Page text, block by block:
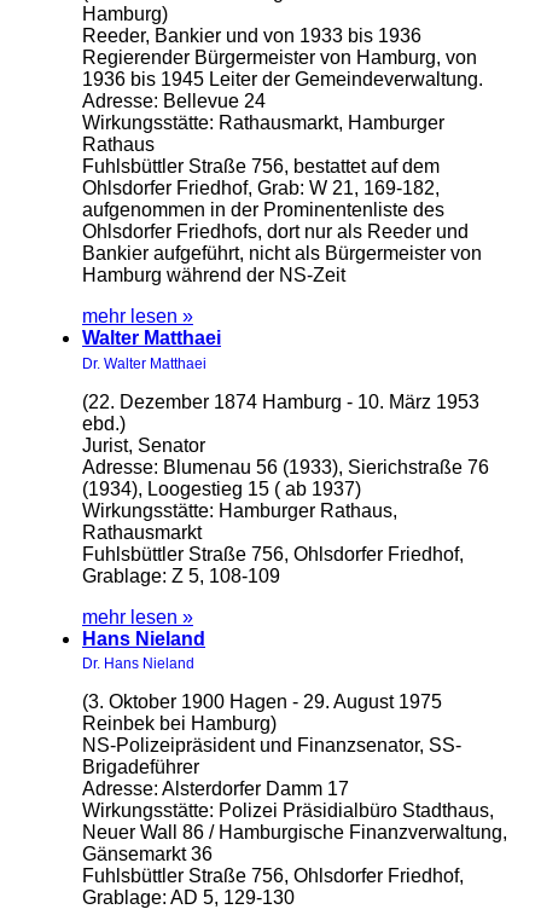
Hamburg)
Reeder, Bankier und von 1933 bis 1936
Regierender Bürgermeister von Hamburg, von
1936 bis 1945 Leiter der Gemeindeverwaltung.
Adresse: Bellevue 24
Wirkungsstätte: Rathausmarkt, Hamburger
Rathaus
Fuhlsbüttler Straße 756, bestattet auf dem
Ohlsdorfer Friedhof, Grab: W 21, 169-182,
aufgenommen in der Prominentenliste des
Ohlsdorfer Friedhofs, dort nur als Reeder und
Bankier aufgeführt, nicht als Bürgermeister von
Hamburg während der NS-Zeit
mehr lesen »
Walter Matthaei
Dr. Walter Matthaei
(22. Dezember 1874 Hamburg - 10. März 1953
ebd.)
Jurist, Senator
Adresse: Blumenau 56 (1933), Sierichstraße 76
(1934), Loogestieg 15 ( ab 1937)
Wirkungsstätte: Hamburger Rathaus,
Rathausmarkt
Fuhlsbüttler Straße 756, Ohlsdorfer Friedhof,
Grablage: Z 5, 108-109
mehr lesen »
Hans Nieland
Dr. Hans Nieland
(3. Oktober 1900 Hagen - 29. August 1975
Reinbek bei Hamburg)
NS-Polizeipräsident und Finanzsenator, SS-
Brigadeführer
Adresse: Alsterdorfer Damm 17
Wirkungsstätte: Polizei Präsidialbüro Stadthaus,
Neuer Wall 86 / Hamburgische Finanzverwaltung,
Gänsemarkt 36
Fuhlsbüttler Straße 756, Ohlsdorfer Friedhof,
Grablage: AD 5, 129-130